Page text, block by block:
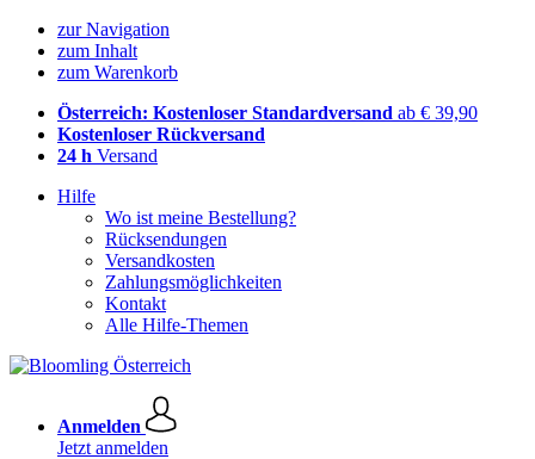
zur Navigation
zum Inhalt
zum Warenkorb
Österreich: Kostenloser Standardversand ab € 39,90
Kostenloser Rückversand
24 h Versand
Hilfe
Wo ist meine Bestellung?
Rücksendungen
Versandkosten
Zahlungsmöglichkeiten
Kontakt
Alle Hilfe-Themen
Anmelden
Jetzt anmelden